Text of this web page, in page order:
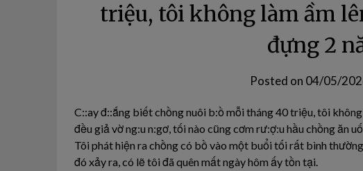
triệu, tôi không làm ầm
đựng 2
Posted on 04/05/
C::ay đ::ắng biết chồng nuôi b:ồ mỗi tháng 40 triệu, tôi
đều giả vờ ng:u n:gơ, tối nào cũng cơm rư:ợ:u hầu chồng ăn
Tôi phát hiện ra chồng có bồ vào một buổi tối rất bình
đó xảy ra, có lẽ tôi đã quên mất ngày hôm ấy tồn tại.